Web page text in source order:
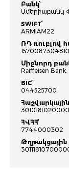
Բանկ՝
Ամերիաբանկ
SWIFT՝
ARMIAM22
ՌԴ ռուբլով
Միջնորդ
Raiffeisen Bank,
BIC՝
044525700
ՀՎՀՀ՝
7744000302
Թղթակցային